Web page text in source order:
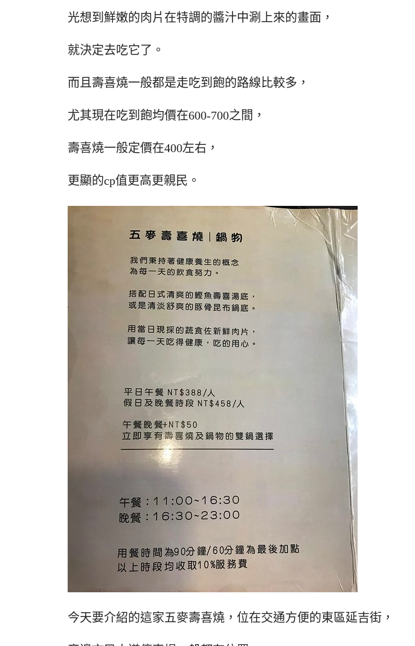
光想到鮮嫩的肉片在特調的醬汁中涮上來的畫面，
就決定去吃它了。
而且壽喜燒一般都是走吃到飽的路線比較多，
尤其現在吃到飽均價在600-700之間，
壽喜燒一般定價在400左右，
更顯的cp值更高更親民。
今天要介紹的這家五麥壽喜燒，位在交通方便的東區延吉街，